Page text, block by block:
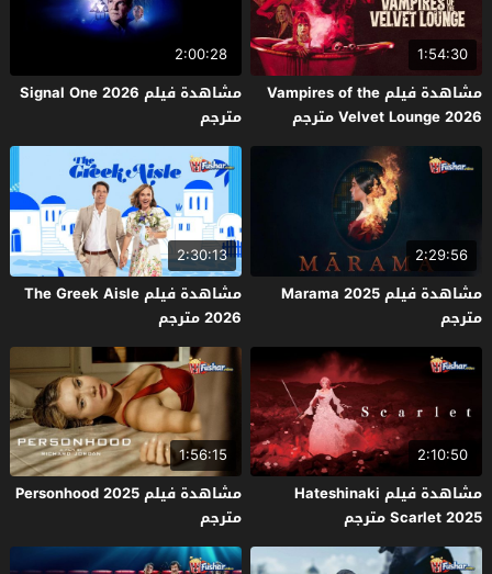
1:54:30
مشاهدة فيلم Vampires of the
Velvet Lounge 2026 مترجم
2:00:28
مشاهدة فيلم Signal One 2026
مترجم
2:29:56
مشاهدة فيلم Marama 2025
مترجم
2:30:13
مشاهدة فيلم The Greek Aisle
2026 مترجم
2:10:50
مشاهدة فيلم Hateshinaki
Scarlet 2025 مترجم
1:56:15
مشاهدة فيلم Personhood 2025
مترجم